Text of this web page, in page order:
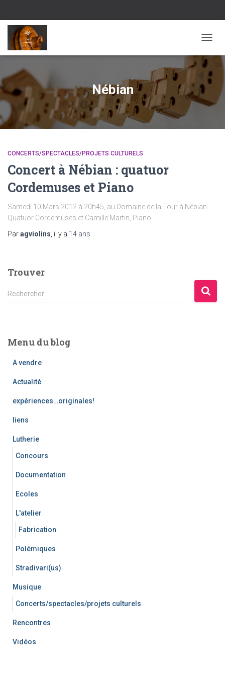
Nébian
CONCERTS/SPECTACLES/PROJETS CULTURELS
Concert à Nébian : quatuor
Cordemuses et Piano
Samedi 10 Mars 2012 à 20h45, au Domaine de la Tour à Nébian
Quatuor Cordemuses et Camille Martin, Piano
Paragviolins , il y a 14 ans
Trouver
R
e
r
Rechercher…
Menu du blog
A vendre
Actualité
expériences…originales!
liens
Lutherie
Concours
Documentation
Ecoles
L'atelier
Fabrication
Polémiques
Stradivari(us)
Musique
Concerts/spectacles/projets culturels
Rencontres
Vidéos